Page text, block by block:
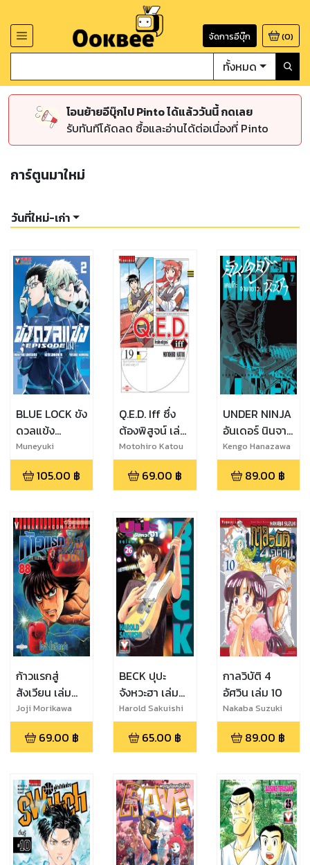
จัดการอีบุ๊ก (0)
ทั้งหมด
โอนย้ายอีบุ๊กไป Pinto ได้แล้ววันนี้ กดเลย
รับทันทีโค้ดลด ซื้อและอ่านได้ต่อเนื่องที่ Pinto
การ์ตูนมาใหม่
วันที่ใหม่-เก่า
BLUE LOCK ขัง
ดวลแข้ง
EPISODE นางิ
เล่ม 2
Muneyuki
Kaneshiro
105.00 ฿
Q.E.D. Iff ซึ่ง
ต้องพิสูจน์ เล่ม
19
Motohiro Katou
69.00 ฿
UNDER NINJA
อันเดอร์ นินจา
เล่ม 7
Kengo Hanazawa
89.00 ฿
ก้าวแรกสู่
สังเวียน เล่ม
88
Joji Morikawa
69.00 ฿
BECK ปุปะ
จังหวะฮา เล่ม
26
Harold Sakuishi
65.00 ฿
กาลวิบัติ 4
อัศวิน เล่ม 10
Nakaba Suzuki
89.00 ฿